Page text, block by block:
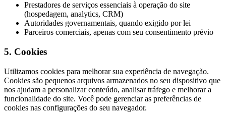
Prestadores de serviços essenciais à operação do site
(hospedagem, analytics, CRM)
Autoridades governamentais, quando exigido por lei
Parceiros comerciais, apenas com seu consentimento prévio
5. Cookies
Utilizamos cookies para melhorar sua experiência de navegação.
Cookies são pequenos arquivos armazenados no seu dispositivo que
nos ajudam a personalizar conteúdo, analisar tráfego e melhorar a
funcionalidade do site. Você pode gerenciar as preferências de
cookies nas configurações do seu navegador.